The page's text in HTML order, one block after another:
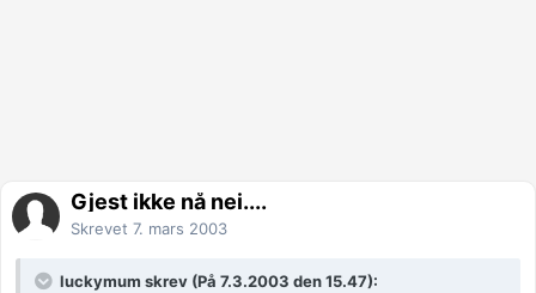
Gjest ikke nå nei....
Skrevet 7. mars 2003
luckymum skrev (På 7.3.2003 den 15.47):